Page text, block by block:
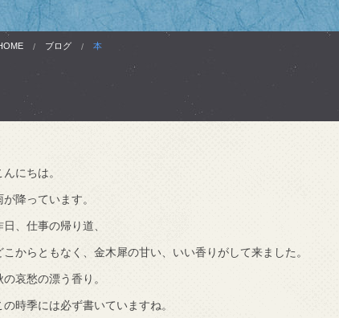
ブログ 本
んにちは。
が降っています。
日、仕事の帰り道、
こからともなく、金木犀の甘い、いい香りがして来ました。
の哀愁の漂う香り。
の時季には必ず書いていますね。